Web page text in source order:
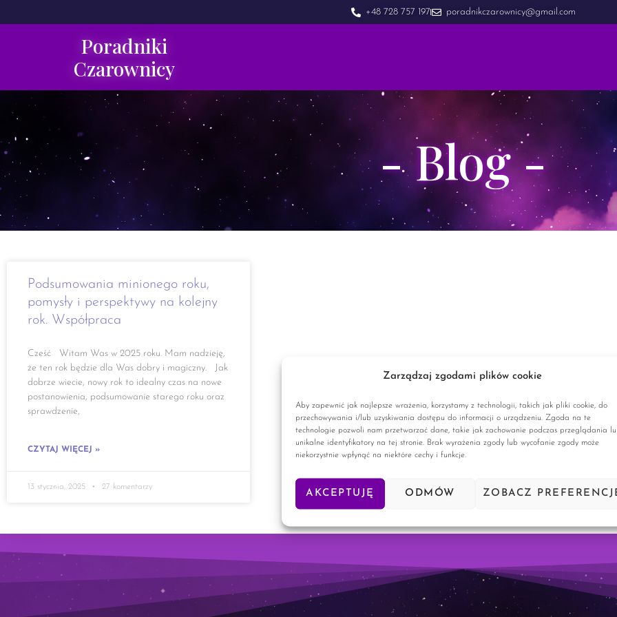
Zarządzaj zgodami plików cookie
Aby zapewnić jak najlepsze wrażenia, korzystamy z technologii, takich jak pliki cookie, do
przechowywania i/lub uzyskiwania dostępu do informacji o urządzeniu. Zgoda na te
technologie pozwoli nam przetwarzać dane, takie jak zachowanie podczas przeglądania
unikalne identyfikatory na tej stronie. Brak wyrażenia zgody lub wycofanie zgody może
niekorzystnie wpłynąć na niektóre cechy i funkcje.
AKCEPTUJĘ ODMÓW ZOBACZ
+48 728 757 197 poradnikczarownicy@gmail.com
Poradniki
Czarownicy
- Blog -
Podsumowania minionego roku,
pomysły i perspektywy na kolejny
rok. Współpraca
Cześć Witam Was w 2025 roku. Mam nadzieję,
że ten rok będzie dla Was dobry i magiczny. Jak
dobrze wiecie, nowy rok to idealny czas na nowe
postanowienia, podsumowanie starego roku oraz
sprawdzenie,
CZYTAJ WIĘCEJ »
13 stycznia, 2025 27 komentarzy